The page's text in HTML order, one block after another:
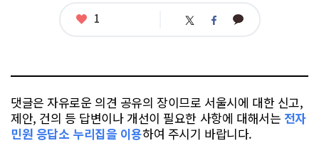
좋1 트 페 카
댓글은 자유로운 의견 공유의 장이므로 서울시에 대한 신고,
제안, 건의 등 답변이나 개선이 필요한 사항에 대해서는 전자
민원 응답소 누리집을 이용하여 주시기 바랍니다.